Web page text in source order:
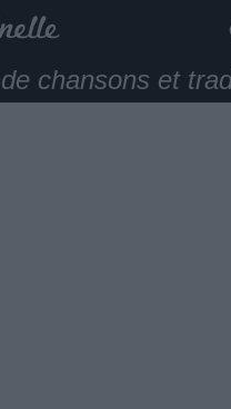
chansons et